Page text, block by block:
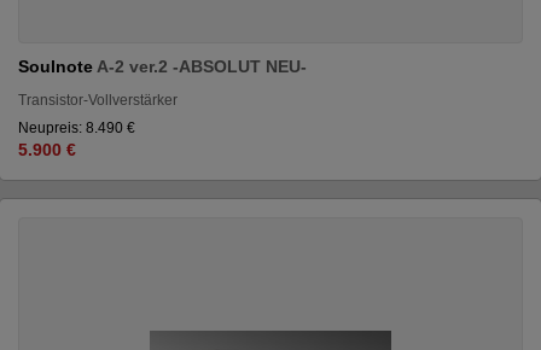
Soulnote A-2 ver.2 -ABSOLUT NEU-
Transistor-Vollverstärker
Neupreis: 8.490 €
5.900 €